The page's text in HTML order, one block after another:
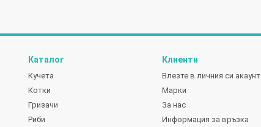
Каталог
Кучета
Котки
Гризачи
Риби
Клиенти
Влезте в личния си акаунт
Марки
За нас
Информация за връзка